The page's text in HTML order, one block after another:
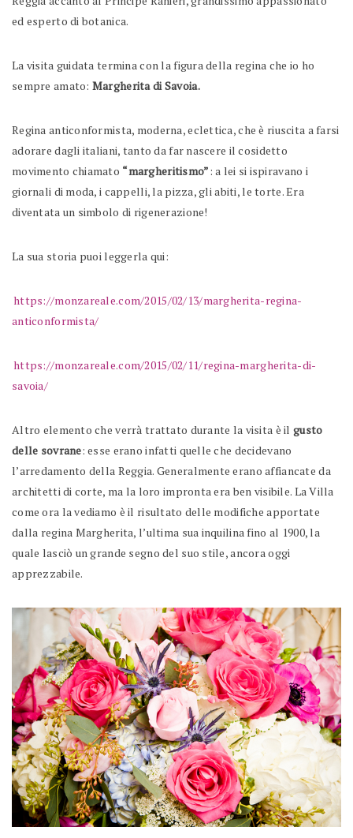
ed esperto di botanica.
La visita guidata termina con la figura della regina che io ho
sempre amato: Margherita di Savoia.
Regina anticonformista, moderna, eclettica, che è riuscita a farsi
adorare dagli italiani, tanto da far nascere il cosidetto
movimento chiamato “margheritismo”: a lei si ispiravano i
giornali di moda, i cappelli, la pizza, gli abiti, le torte. Era
diventata un simbolo di rigenerazione!
La sua storia puoi leggerla qui:
https://monzareale.com/2015/02/13/margherita-regina-
anticonformista/
https://monzareale.com/2015/02/11/regina-margherita-di-
savoia/
Altro elemento che verrà trattato durante la visita è il gusto
delle sovrane: esse erano infatti quelle che decidevano
l’arredamento della Reggia. Generalmente erano affiancate da
architetti di corte, ma la loro impronta era ben visibile. La Villa
come ora la vediamo è il risultato delle modifiche apportate
dalla regina Margherita, l’ultima sua inquilina fino al 1900, la
quale lasciò un grande segno del suo stile, ancora oggi
apprezzabile.